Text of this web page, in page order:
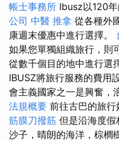
帳士事務所 Ibusz以120
公司 中醫 推拿 從各種外
康週末優惠中進行選擇。
如果您單獨組織旅行，則
從數千個目的地中進行選
IBUSZ將旅行服務的費用
會主義國家之一是興奮，
法規概要 前往古巴的旅行
筋膜刀撥筋 但是沿海度假
沙子，晴朗的海洋，棕櫚